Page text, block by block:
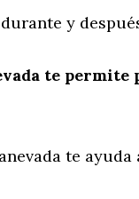
y
te permite
te ayuda